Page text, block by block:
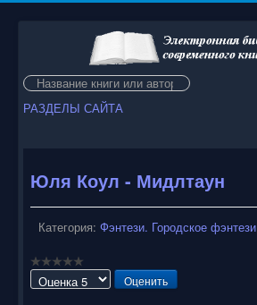
Искать...
РАЗДЕЛЫ САЙТА
Юля Коул - Мидлтаун
Категория: Фэнтези. Городское фэнтези
Пожалуйста,